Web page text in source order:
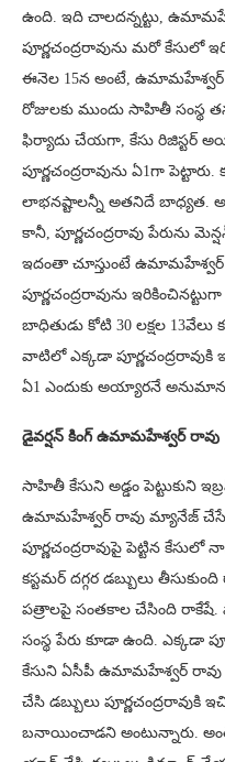
ఉంది. ఇది చాలదన్నట్టు,
పూర్ణచంద్రరావును మరో కేసులో
ఈనెల 15న అంటే, ఉమామహేశ్వర్
రోజులకు ముందు సాహితీ సంస్థ
ఫిర్యాదు చేయగా, కేసు రిజిస్టర్
పూర్ణచంద్రరావును ఏ1గా
లాభనష్టాలన్నీ అతనిదే బాధ్యత.
కానీ, పూర్ణచంద్రరావు పేరును
ఇదంతా చూస్తుంటే ఉమామహేశ్వర్
పూర్ణచంద్రరావును
బాధితుడు కోటి 30 లక్షల 13వేలు
వాటిలో ఎక్కడా పూర్ణచంద్రరావుకి
ఏ1 ఎందుకు అయ్యారనే
డైవర్షన్ కింగ్ ఉమామహేశ్వర్ రావు
సాహితీ కేసుని అడ్డం పెట్టుకుని
ఉమామహేశ్వర్ రావు మ్యానేజ్
పూర్ణచంద్రరావుపై పెట్టిన కేసులో
కస్టమర్ దగ్గర డబ్బులు
పత్రాలపై సంతకాల చేసింది
సంస్థ పేరు కూడా ఉంది. ఎక్కడా
కేసుని ఏసీపీ ఉమామహేశ్వర్ రావు
చేసి డబ్బులు పూర్ణచంద్రరావుకి
బనాయించాడని అంటున్నారు.